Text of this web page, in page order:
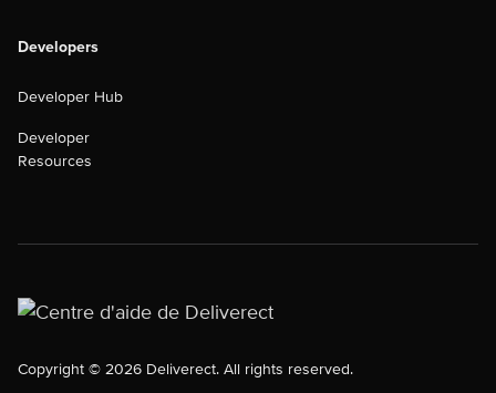
Developers
Developer Hub
Developer
Resources
Copyright © 2026 Deliverect. All rights reserved.